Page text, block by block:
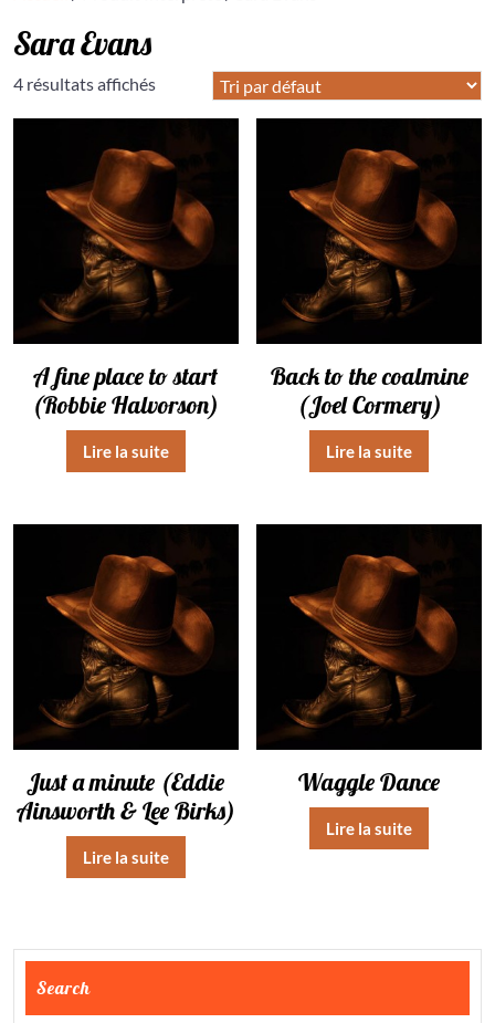
Sara Evans
4 résultats affichés
A fine place to start
(Robbie Halvorson)
Lire la suite
Back to the coalmine
(Joel Cormery)
Lire la suite
Just a minute (Eddie
Ainsworth & Lee Birks)
Lire la suite
Waggle Dance
Lire la suite
Search